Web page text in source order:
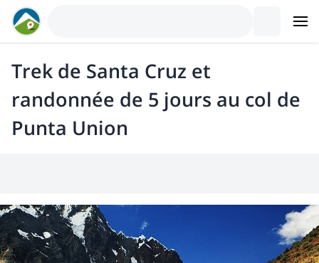
Trek de Santa Cruz et
randonnée de 5 jours au col de
Punta Union